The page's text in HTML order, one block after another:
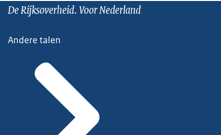
De Rijksoverheid. Voor Nederland
Andere talen